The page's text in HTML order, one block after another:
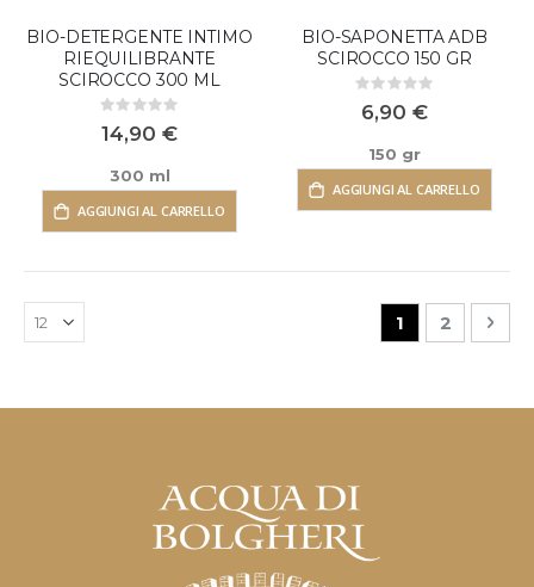
BIO-DETERGENTE INTIMO
RIEQUILIBRANTE
SCIROCCO 300 ML
Rating:
0%
14,90 €
300 ml
AGGIUNGI AL CARRELLO
BIO-SAPONETTA ADB
SCIROCCO 150 GR
Rating:
0%
6,90 €
150 gr
AGGIUNGI AL CARRELLO
Pagina
Attualmente
1 Pagina
2